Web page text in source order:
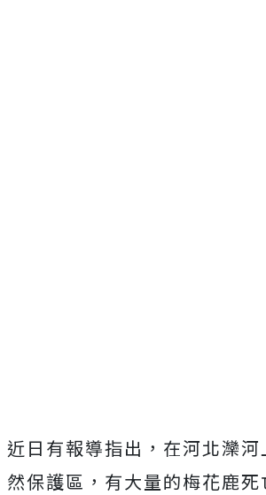
近日有報導指出，在河北灤河
然保護區，有大量的梅花鹿死